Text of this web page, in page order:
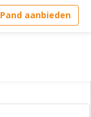
Pand aanbieden